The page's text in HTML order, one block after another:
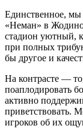
Единственное,
«Неман» в
стадион уютный,
при полных
бы другое и
На контрасте —
поаплодировать
активно
приветствовать.
игроков об их